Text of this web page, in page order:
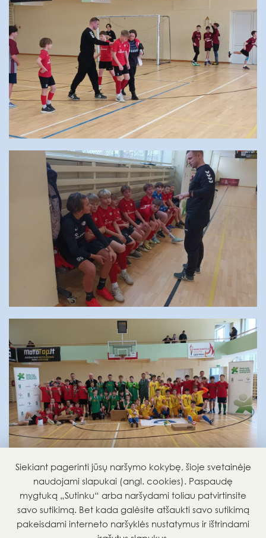
Siekiant pagerinti jūsų naršymo kokybę, šioje svetainėje
naudojami slapukai (angl. cookies). Paspaudę
mygtuką „Sutinku“ arba naršydami toliau patvirtinsite
savo sutikimą. Bet kada galėsite atšaukti savo sutikimą
pakeisdami interneto naršyklės nustatymus ir ištrindami
GRĮŽTI ATGAL